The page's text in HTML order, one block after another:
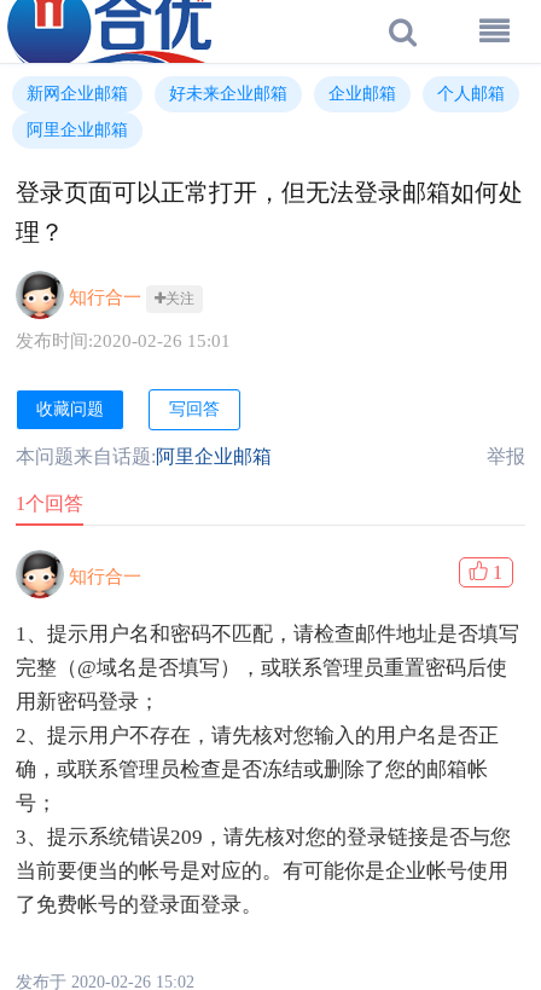
新网企业邮箱 好未来企业邮箱 企业邮箱
个人邮箱
阿里企业邮箱
登录页面可以正常打开，但无法登录邮箱如何处
理？
知行合一 关注
发布时间:2020-02-26 15:01
收藏问题 写回答
本问题来自话题:阿里企业邮箱 举报
1个回答
知行合一 1
1、提示用户名和密码不匹配，请检查邮件地址是否填写
完整（@域名是否填写），或联系管理员重置密码后使
用新密码登录；
2、提示用户不存在，请先核对您输入的用户名是否正
确，或联系管理员检查是否冻结或删除了您的邮箱帐
号；
3、提示系统错误209，请先核对您的登录链接是否与您
当前要便当的帐号是对应的。有可能你是企业帐号使用
了免费帐号的登录面登录。
发布于 2020-02-26 15:02